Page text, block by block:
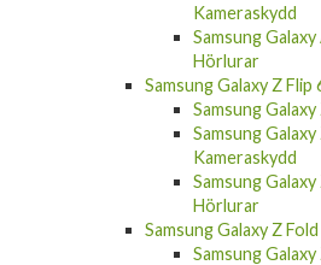
Kameraskydd
Samsung
Hörlurar
Samsung Galaxy Z Flip
Samsung Galaxy
Samsung
Kameraskydd
Samsung
Hörlurar
Samsung Galaxy Z
Samsung Galaxy